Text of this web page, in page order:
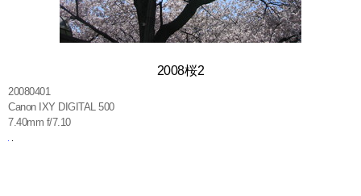
2008桜2
20080401
Canon IXY DIGITAL 500
7.40mm f/7.10